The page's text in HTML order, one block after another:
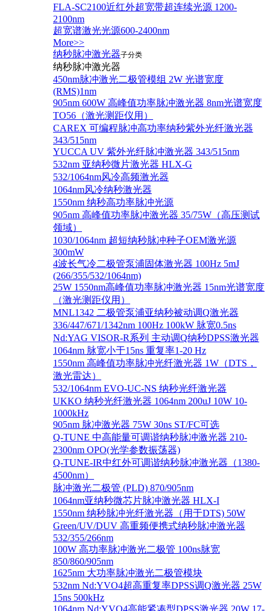
FLA-SC2100近红外超宽带超连续光源 1200-
2100nm
超宽谱激光光源600-2400nm
More>>
纳秒脉冲激光器子分类
纳秒脉冲激光器
450nm脉冲激光二极管模组 2W 光谱宽度
(RMS)1nm
905nm 600W 高峰值功率脉冲激光器 8nm光谱宽度
TO56（激光测距仪用）
CAREX 可编程脉冲高功率纳秒紫外光纤激光器
343/515nm
YUCCA UV 紫外光纤脉冲激光器 343/515nm
532nm 亚纳秒微片激光器 HLX-G
532/1064nm风冷高频激光器
1064nm风冷纳秒激光器
1550nm 纳秒高功率脉冲光源
905nm 高峰值功率脉冲激光器 35/75W（高压测试
领域）
1030/1064nm 超短纳秒脉冲种子OEM激光源
300mW
4波长气冷二极管泵浦固体激光器 100Hz 5mJ
(266/355/532/1064nm)
25W 1550nm高峰值功率脉冲激光器 15nm光谱宽度
（激光测距仪用）
MNL1342 二极管泵浦亚纳秒被动调Q激光器
336/447/671/1342nm 100Hz 100kW 脉宽0.5ns
Nd:YAG VISOR-R系列 主动调Q纳秒DPSS激光器
1064nm 脉宽小于15ns 重复率1-20 Hz
1550nm 高峰值功率脉冲光纤激光器 1W（DTS，
激光雷达）
532/1064nm EVO-UC-NS 纳秒光纤激光器
UKKO 纳秒光纤激光器 1064nm 200uJ 10W 10-
1000kHz
905nm 脉冲激光器 75W 30ns ST/FC可选
Q-TUNE 中高能量可调谐纳秒脉冲激光器 210-
2300nm OPO(光学参数振荡器)
Q-TUNE-IR中红外可调谐纳秒脉冲激光器（1380-
4500nm）
脉冲激光二极管 (PLD) 870/905nm
1064nm亚纳秒微芯片脉冲激光器 HLX-I
1550nm 纳秒脉冲光纤激光器（用于DTS) 50W
Green/UV/DUV 高重频便携式纳秒脉冲激光器
532/355/266nm
100W 高功率脉冲激光二极管 100ns脉宽
850/860/905nm
1625nm 大功率脉冲激光二极管模块
532nm Nd:YVO4超高重复率DPSS调Q激光器 25W
15ns 500kHz
1064nm Nd:YVO4高能紧凑型DPSS激光器 20W 17-